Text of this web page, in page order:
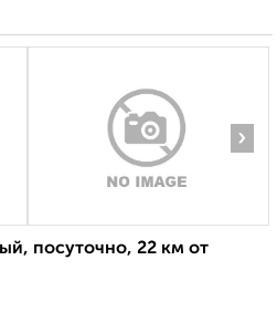
›
посуточно, 22 км от